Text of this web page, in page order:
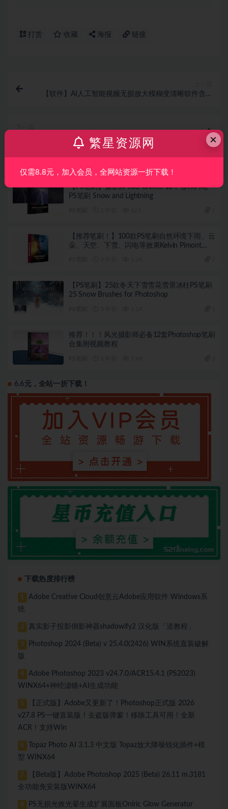
打赏 收藏 海报 链接
【软件】AI人工智能视频无损放大模糊变清晰软件含AI
【笔刷】-100种阴影叠加PS画笔 100 Shadow Overlay
Photoshop Brushes
【PS笔刷】摄影师 Joel Grimes 18个雪和闪电
PS笔刷 Snow and Lightning
【推荐笔刷！】100款PS笔刷自然环境下雨、云
朵、天空、下雪、闪电等效果Kelvin Pimont
【PS笔刷】25款冬天下雪雪花雪景冰柱PS笔刷
25 Snow Brushes for Photoshop
推荐！！！风光摄影师必备12套Photoshop笔刷
合集附视频教程
6.6元，全站一折下载！
下载热度排行榜
1
Adobe Creative Cloud创意云Adobe应用软件 Windows系
统
2 真实影子投影倒影神器shadowify2 汉化版「送教程」
3
Photoshop 2024 (Beta) v 25.4.0(2426) WIN系统直装破解
版
4
Adobe Photoshop 2023 v24.7.0/ACR15.4.1 (PS2023)
WINX64+神经滤镜+AI生成功能
5
【正式版】Adobe又更新了！Photoshop正式版 2026
v27.8 PS一键直装版！去盗版弹窗！移除工具可用！全新
ACR！支持Win
6
Topaz Photo AI 3.1.3 中文版 Topaz放大降噪锐化插件+模
型 WINX64
7
【Beta版】Adobe Photoshop 2025 (Beta) 26.11 m.3181
全功能免安装版WINX64
8
PS无损光效光晕生成扩展面板Oniric Glow Generator
×
繁星资源网
仅需8.8元，加入会员，全网站资源一折下载！